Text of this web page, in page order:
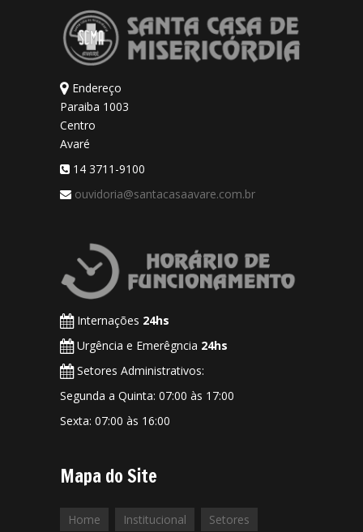
Endereço
Paraiba 1003
Centro
Avaré
14 3711-9100
ouvidoria@santacasaavare.com.br
Internações 24hs
Urgência e Emerêgncia 24hs
Setores Administrativos:
Segunda a Quinta: 07:00 às 17:00
Sexta: 07:00 às 16:00
Mapa do Site
Home Institucional
Setores